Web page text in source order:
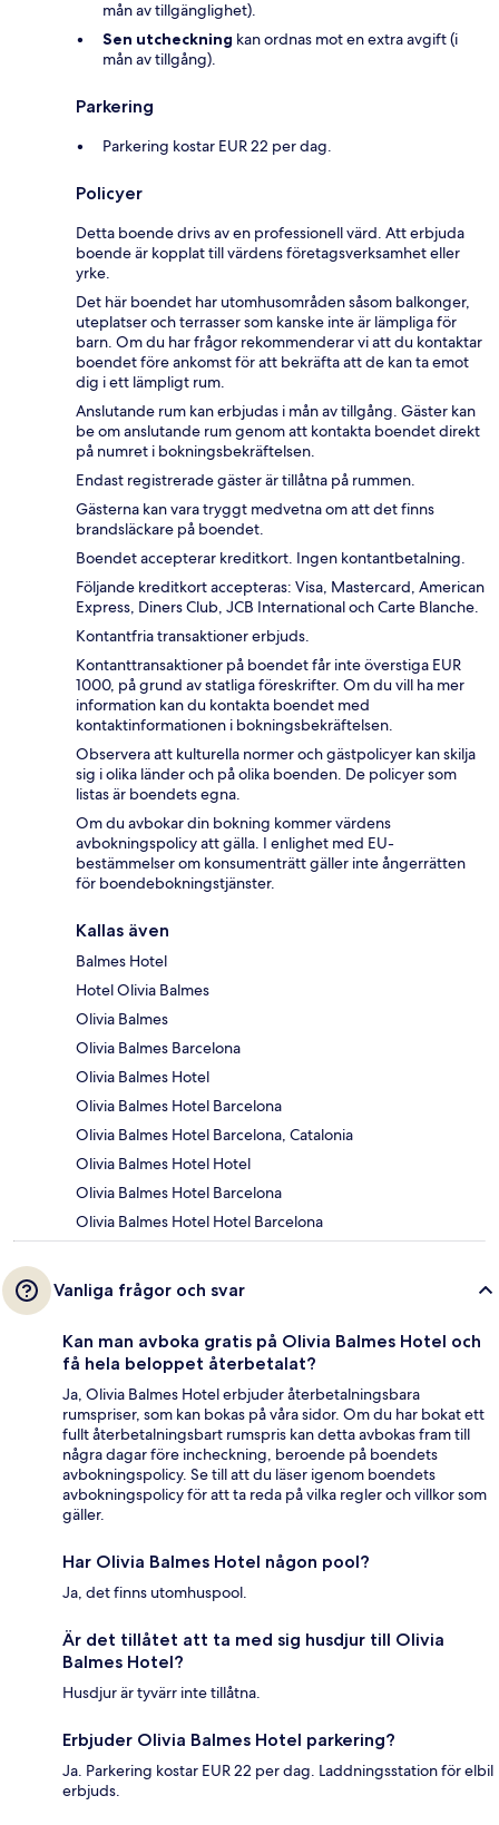
mån av tillgänglighet).
Sen utcheckning kan ordnas mot en extra avgift (i
mån av tillgång).
Parkering
Parkering kostar EUR 22 per dag.
Policyer
Detta boende drivs av en professionell värd. Att erbjuda
boende är kopplat till värdens företagsverksamhet eller
yrke.
Det här boendet har utomhusområden såsom balkonger,
uteplatser och terrasser som kanske inte är lämpliga för
barn. Om du har frågor rekommenderar vi att du kontaktar
boendet före ankomst för att bekräfta att de kan ta emot
dig i ett lämpligt rum.
Anslutande rum kan erbjudas i mån av tillgång. Gäster kan
be om anslutande rum genom att kontakta boendet direkt
på numret i bokningsbekräftelsen.
Endast registrerade gäster är tillåtna på rummen.
Gästerna kan vara tryggt medvetna om att det finns
brandsläckare på boendet.
Boendet accepterar kreditkort. Ingen kontantbetalning.
Följande kreditkort accepteras: Visa, Mastercard, American
Express, Diners Club, JCB International och Carte Blanche.
Kontantfria transaktioner erbjuds.
Kontanttransaktioner på boendet får inte överstiga EUR
1000, på grund av statliga föreskrifter. Om du vill ha mer
information kan du kontakta boendet med
kontaktinformationen i bokningsbekräftelsen.
Observera att kulturella normer och gästpolicyer kan skilja
sig i olika länder och på olika boenden. De policyer som
listas är boendets egna.
Om du avbokar din bokning kommer värdens
avbokningspolicy att gälla. I enlighet med EU-
bestämmelser om konsumenträtt gäller inte ångerrätten
för boendebokningstjänster.
Kallas även
Balmes Hotel
Hotel Olivia Balmes
Olivia Balmes
Olivia Balmes Barcelona
Olivia Balmes Hotel
Olivia Balmes Hotel Barcelona
Olivia Balmes Hotel Barcelona, Catalonia
Olivia Balmes Hotel Hotel
Olivia Balmes Hotel Barcelona
Olivia Balmes Hotel Hotel Barcelona
Vanliga frågor och svar
Kan man avboka gratis på Olivia Balmes Hotel och
få hela beloppet återbetalat?
Ja, Olivia Balmes Hotel erbjuder återbetalningsbara
rumspriser, som kan bokas på våra sidor. Om du har bokat ett
fullt återbetalningsbart rumspris kan detta avbokas fram till
några dagar före incheckning, beroende på boendets
avbokningspolicy. Se till att du läser igenom boendets
avbokningspolicy för att ta reda på vilka regler och villkor som
gäller.
Har Olivia Balmes Hotel någon pool?
Ja, det finns utomhuspool.
Är det tillåtet att ta med sig husdjur till Olivia
Balmes Hotel?
Husdjur är tyvärr inte tillåtna.
Erbjuder Olivia Balmes Hotel parkering?
Ja. Parkering kostar EUR 22 per dag. Laddningsstation för elbil
erbjuds.